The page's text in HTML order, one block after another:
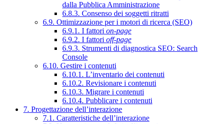
dalla Pubblica Amministrazione
6.8.3. Consenso dei soggetti ritratti
6.9. Ottimizzazione per i motori di ricerca (SEO)
6.9.1. I fattori on-page
6.9.2. I fattori off-page
6.9.3. Strumenti di diagnostica SEO: Search
Console
6.10. Gestire i contenuti
6.10.1. L’inventario dei contenuti
6.10.2. Revisionare i contenuti
6.10.3. Migrare i contenuti
6.10.4. Pubblicare i contenuti
7. Progettazione dell’interazione
7.1. Caratteristiche dell’interazione